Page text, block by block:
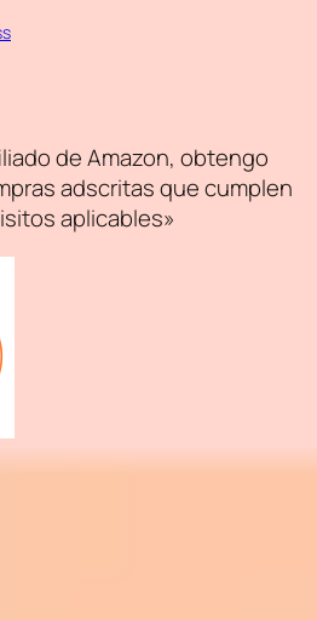
de Amazon, obtengo
adscritas que cumplen
aplicables»